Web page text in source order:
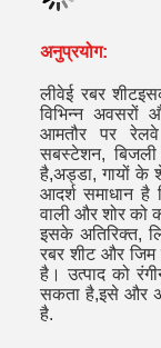
अनुप्रयोग:
लीवेई रबर शीट
विभिन्न अवसरों
आमतौर पर रेलवे
सबस्टेशन, बिजली
है,अड्डा, गायों के
आदर्श समाधान है
वाली और शोर को
इसके अतिरिक्त,
रबर शीट और जिम
है। उत्पाद को
सकता है,इसे और
है.